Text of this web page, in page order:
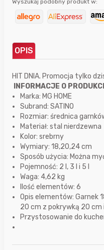
OPIS
HIT DNIA. Promocja tylko
INFORMACJE O
Marka: MG HOME
Subrand: SATINO
Rozmiar: średnica
Materiał: stal nierdzewna
Kolor: srebrny
Wymiary: 18,20,24 cm
Sposób użycia: Można
Pojemność: 2 l, 3 l i 5 l
Waga: 4,62 kg
Ilość elementów: 6
Opis elementów: Garnek
20 cm z pokrywką 20
Przystosowanie do